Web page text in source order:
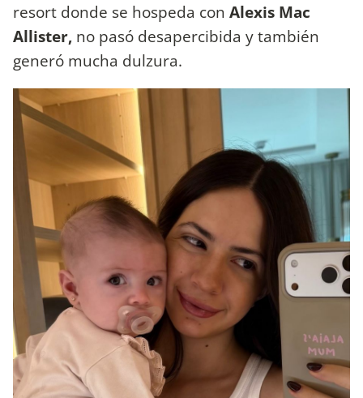
resort donde se hospeda con Alexis Mac
Allister, no pasó desapercibida y también
generó mucha dulzura.